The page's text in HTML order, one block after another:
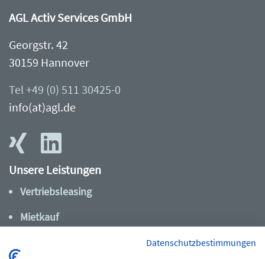
Datenschutzbestimmungen
Unsere Leistungen
Vertriebsleasing
Mietkauf
AGL Activ Services GmbH
Georgstr. 42
30159 Hannover
Tel +49 (0) 511 30425-0
info(at)agl.de